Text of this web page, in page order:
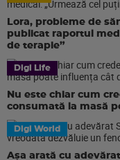
Lora, probleme de
publicat raportul
de terapie”
Digi Life
Nu este chiar cum
consumată la masă
Digi World
Așa arată cu